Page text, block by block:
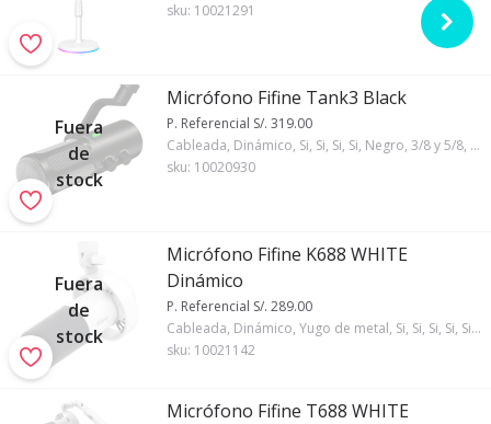
sku: 10021291
Fuera
de
stock
Micrófono Fifine Tank3 Black
P. Referencial S/. 319.00
Cableada, Dinámico, Si, Si, Si, Si, Negro, 3/8 y 5/8, Si, 1, Fifine
sku: 10020930
Fuera
de
stock
Micrófono Fifine K688 WHITE
Dinámico
P. Referencial S/. 289.00
Cableada, Dinámico, Yugo de metal, Si, Si, Si, Si, Si, Blanco, 3/8, Si, 1, Fifine
sku: 10021142
Micrófono Fifine T688 WHITE